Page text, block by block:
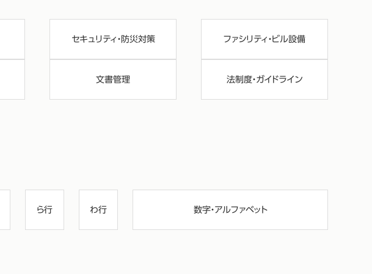
セキュリティ・防災対策 ファシリティ・ビル設備
文書管理 法制度・ガイドライン
ら行 わ行 数字・アルファベット